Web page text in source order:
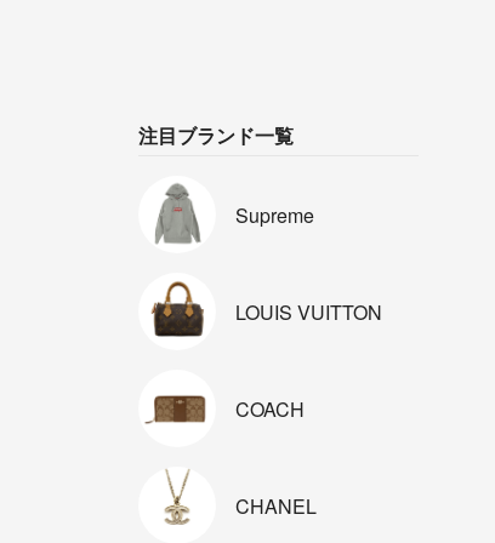
注目ブランド一覧
Supreme
LOUIS VUITTON
COACH
CHANEL